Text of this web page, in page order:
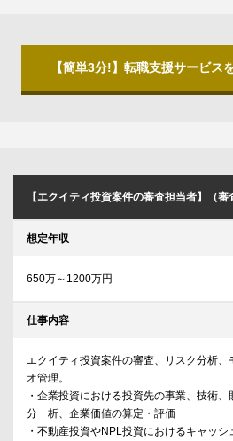
【簡単3分!】転職支援サービス
【エクイティ投資案件の審査担当者】（
想定年収
650万～1200万円
仕事内容
エクイティ投資案件の審査、リスク分析、
オ管理。
・企業投資における投資先の事業、技術
分 析、企業価値の算定・評価
・不動産投資やNPL投資におけるキャッ